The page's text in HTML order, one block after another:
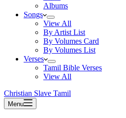
Albums
Songs
View All
By Artist List
By Volumes Card
By Volumes List
Verses
Tamil Bible Verses
View All
Christian Slave Tamil
Menu